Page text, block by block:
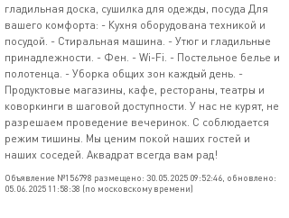
гладильная доска, сушилка для одежды, посуда Для
вашего комфорта: - Кухня оборудована техникой и
посудой. - Стиральная машина. - Утюг и гладильные
принадлежности. - Фен. - Wi-Fi. - Постельное белье и
полотенца. - Уборка общих зон каждый день. -
Продуктовые магазины, кафе, рестораны, театры и
коворкинги в шаговой доступности. У нас не курят, не
разрешаем проведение вечеринок. С соблюдается
режим тишины. Мы ценим покой наших гостей и
наших соседей. Аквадрат всегда вам рад!
Объявление №156798 размещено: 30.05.2025 09:52:46, обновлено:
05.06.2025 11:58:38 (по московскому времени)